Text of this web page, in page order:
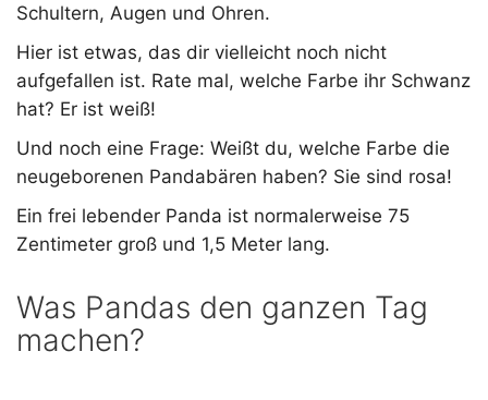
Schultern, Augen und Ohren.
Hier ist etwas, das dir vielleicht noch nicht
aufgefallen ist. Rate mal, welche Farbe ihr Schwanz
hat? Er ist weiß!
Und noch eine Frage: Weißt du, welche Farbe die
neugeborenen Pandabären haben? Sie sind rosa!
Ein frei lebender Panda ist normalerweise 75
Zentimeter groß und 1,5 Meter lang.
Was Pandas den ganzen Tag
machen?